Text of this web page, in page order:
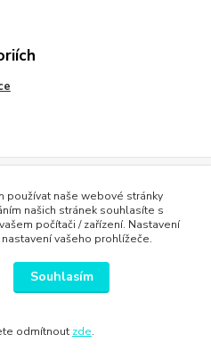
je prodávající povinen vystavit
zaevidovat přijatou tržbu u
výpadku pak nejpozději do
používat naše webové stránky
našich stránek souhlasíte s
počítači / zařízení. Nastavení
vašeho prohlížeče.
Souhlasím
odmítnout zde.